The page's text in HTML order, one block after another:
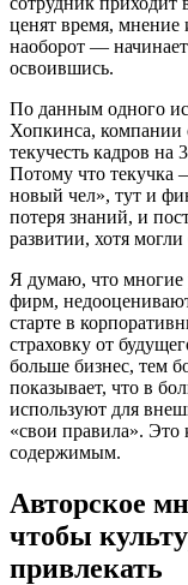
ценят время, мнение
наоборот —
освоившись.
По данным одного
Хопкинса, компании
текучесть кадров на
Потому что текучка
новый чел», тут и
потеря знаний, и
развитии, хотя
Я думаю, что многие
фирм,
старте в
страховку от
больше бизнес, тем
показывает, что в
используют для
«свои правила». Это
содержимым.
Авторское
чтобы
привлекать